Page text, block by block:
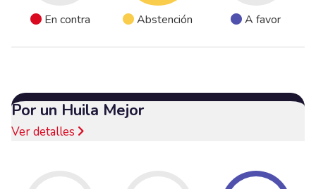
En contra Abstención A favor
Por un Huila Mejor
Ver detalles